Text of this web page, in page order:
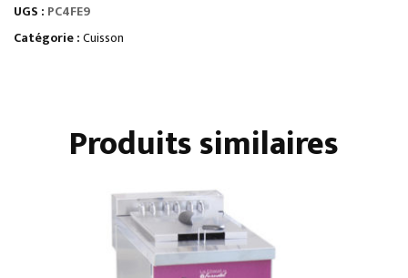
2
PLAQUES
UGS : PC4FE9
Catégorie :Cuisson
Produits similaires